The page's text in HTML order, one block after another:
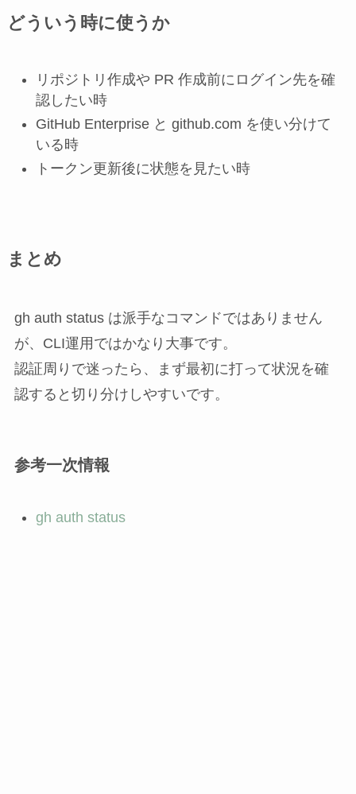
どういう時に使うか
リポジトリ作成や PR 作成前にログイン先を確
認したい時
GitHub Enterprise と github.com を使い分けて
いる時
トークン更新後に状態を見たい時
まとめ
gh auth status は派手なコマンドではありません
が、CLI運用ではかなり大事です。
認証周りで迷ったら、まず最初に打って状況を確
認すると切り分けしやすいです。
参考一次情報
gh auth status